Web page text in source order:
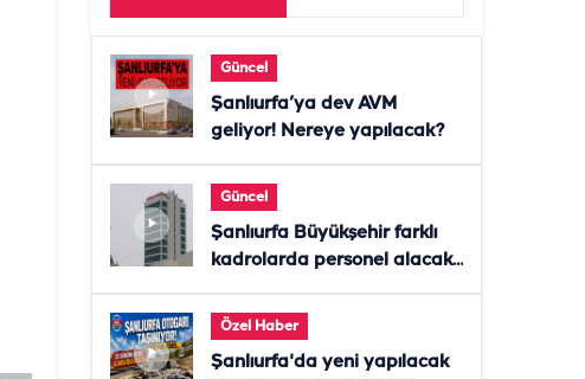
Güncel
Şanlıurfa’ya dev AVM
geliyor! Nereye yapılacak?
Güncel
Şanlıurfa Büyükşehir farklı
kadrolarda personel alacak!
Özel Haber
Şanlıurfa'da yeni yapılacak